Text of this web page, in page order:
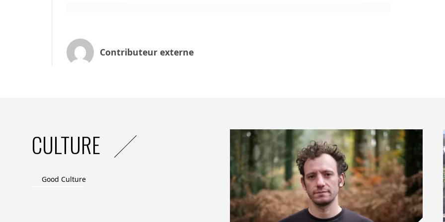
très disparate
chez les personnes en situation de handicap, en fonction des besoins spécifiques et de
En s’appuyant sur 47 entretiens de terrain et un état de l’art de la littérature existante, Emmaüs
Connect et La Croix-Rouge française formulent 11 recommandations pour l’inclusion
personnes en situation de handicap :
1) Rendre les personnes en situation de handicap actrices de leur équipement et de leur
montée en compétences en proposant un matériel adapté à la personne ou en l’aidant à
Contributeur externe
CULTURE
Good Culture